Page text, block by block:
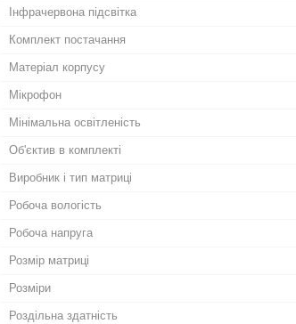
Інфрачервона підсвітка
Комплект постачання
Матеріал корпусу
Мікрофон
Мінімальна освітленість
Об'єктив в комплекті
Виробник і тип матриці
Робоча вологість
Робоча напруга
Розмір матриці
Розміри
Роздільна здатність